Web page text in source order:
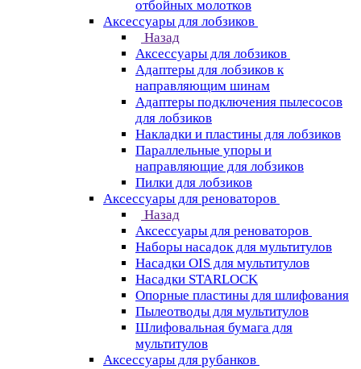
отбойных молотков
Аксессуары для лобзиков
Назад
Аксессуары для лобзиков
Адаптеры для лобзиков к
направляющим шинам
Адаптеры подключения пылесосов
для лобзиков
Накладки и пластины для лобзиков
Параллельные упоры и
направляющие для лобзиков
Пилки для лобзиков
Аксессуары для реноваторов
Назад
Аксессуары для реноваторов
Наборы насадок для мультитулов
Насадки OIS для мультитулов
Насадки STARLOCK
Опорные пластины для шлифования
Пылеотводы для мультитулов
Шлифовальная бумага для
мультитулов
Аксессуары для рубанков